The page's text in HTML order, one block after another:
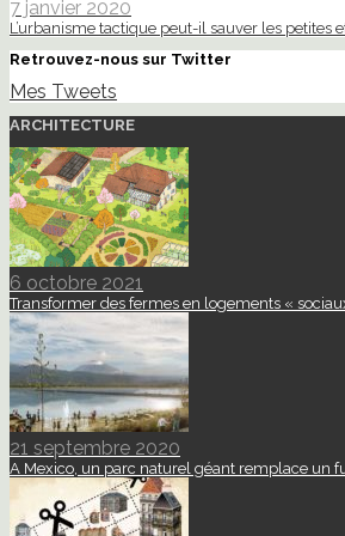
7 janvier 2020
L’urbanisme tactique peut-il sauver les petites
Retrouvez-nous sur Twitter
Mes Tweets
ARCHITECTURE
6 octobre 2021
Transformer des fermes en logements «
21 septembre 2020
A Mexico, un parc naturel géant remplace un